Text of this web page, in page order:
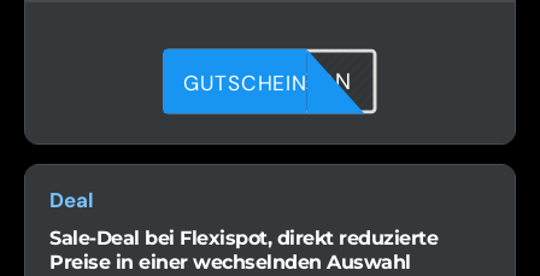
ILN7UAGQN
GUTSCHEIN
Deal
Sale-Deal bei Flexispot, direkt reduzierte
Preise in einer wechselnden Auswahl